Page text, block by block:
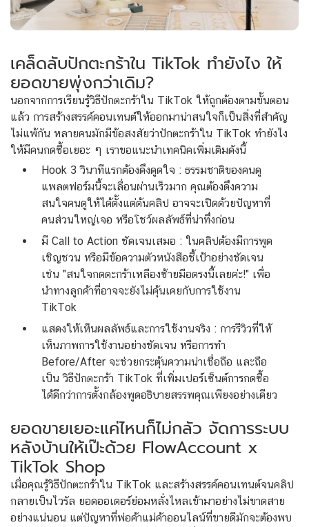
เคล็ดลับปักตะกร้าใน TikTok ทํายังไง ให้
ยอดขายพุ่งกว่าเดิม?
นอกจากการเรียนรู้วิธีปักตะกร้าใน TikTok ให้ถูกต้องตามขั้นตอน
แล้ว การสร้างสรรค์คอนเทนต์ให้ออกมาน่าสนใจก็เป็นสิ่งที่สำคัญ
ไม่แพ้กัน หลายคนมักมีข้อสงสัยว่าปักตะกร้าใน TikTok ทํายังไง
ให้มีคนกดซื้อเยอะ ๆ เราขอแนะนำเทคนิคเพิ่มเติมดังนี้
Hook 3 วินาทีแรกต้องดึงดูดใจ : ธรรมชาติของคนดู
แพลตฟอร์มนี้จะเลื่อนผ่านเร็วมาก คุณต้องดึงความ
สนใจคนดูให้ได้ตั้งแต่ต้นคลิป อาจจะเปิดด้วยปัญหาที่
คนส่วนใหญ่เจอ หรือโชว์ผลลัพธ์ที่น่าทึ่งก่อน
มี Call to Action ชัดเจนเสมอ : ในคลิปต้องมีการพูด
เชิญชวน หรือมีข้อความตัวหนังสือชี้เป้าอย่างชัดเจน
เช่น "สนใจกดตะกร้าเหลืองซ้ายมือตรงนี้เลยค่ะ!" เพื่อ
นำทางลูกค้าที่อาจจะยังไม่คุ้นเคยกับการใช้งาน
TikTok
แสดงให้เห็นผลลัพธ์และการใช้งานจริง : การรีวิวที่ให้
เห็นภาพการใช้งานอย่างชัดเจน หรือการทำ
Before/After จะช่วยกระตุ้นความน่าเชื่อถือ และถือ
เป็น วิธีปักตะกร้า TikTok ที่เพิ่มเปอร์เซ็นต์การกดซื้อ
ได้ดีกว่าการตั้งกล้องพูดอธิบายสรรพคุณเพียงอย่างเดียว
ยอดขายเยอะแค่ไหนก็ไม่กลัว จัดการระบบ
หลังบ้านให้เป๊ะด้วย FlowAccount x
TikTok Shop
เมื่อคุณรู้วิธีปักตะกร้าใน TikTok และสร้างสรรค์คอนเทนต์จนคลิป
กลายเป็นไวรัล ยอดออเดอร์ย่อมหลั่งไหลเข้ามาอย่างไม่ขาดสาย
อย่างแน่นอน แต่ปัญหาที่พ่อค้าแม่ค้าออนไลน์ที่ขายดีมักจะต้องพบ